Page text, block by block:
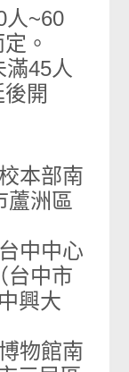
人~60
。
滿45人
開
本部南
蘆洲區
中中心
台中市
興大
物館南